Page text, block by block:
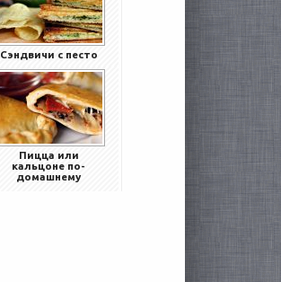
Сэндвичи с песто
Пицца или
кальцоне по-
домашнему